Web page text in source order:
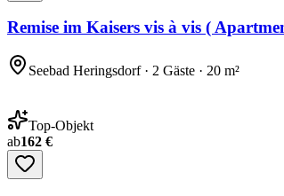
Remise im Kaisers vis à vis (
Seebad Heringsdorf · 2 Gäste · 20 m²
Top-Objekt
ab162 €